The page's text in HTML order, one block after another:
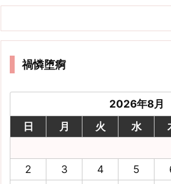
禍憐堕痾
2026年8月
日
月 火 水
2
3 4 5